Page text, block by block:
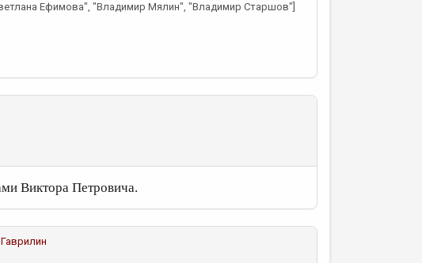
Ефимова", "Владимир Мялин", "Владимир Старшов"]
Виктора Петровича.